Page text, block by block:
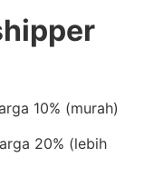
10% (murah)
20% (lebih